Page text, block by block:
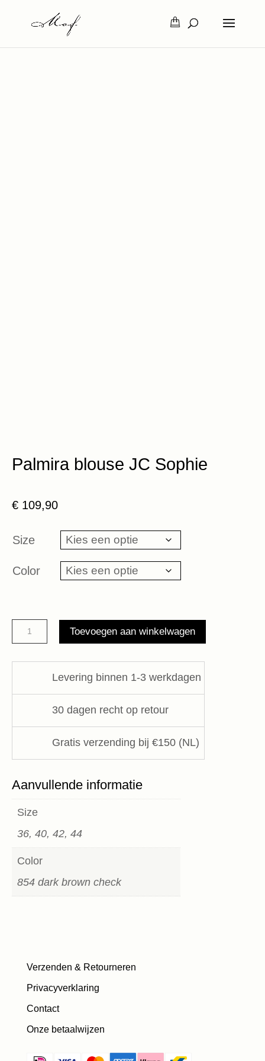
Palmira blouse JC Sophie
€ 109,90
Size
Color
Palmira
blouse
Toevoegen aan winkelwagen
Levering binnen 1-3 werkdagen
30 dagen recht op retour
Gratis verzending bij €150 (NL)
Aanvullende informatie
Size
36, 40, 42, 44
Color
854 dark brown check
Verzenden & Retourneren
Privacyverklaring
Contact
Onze betaalwijzen